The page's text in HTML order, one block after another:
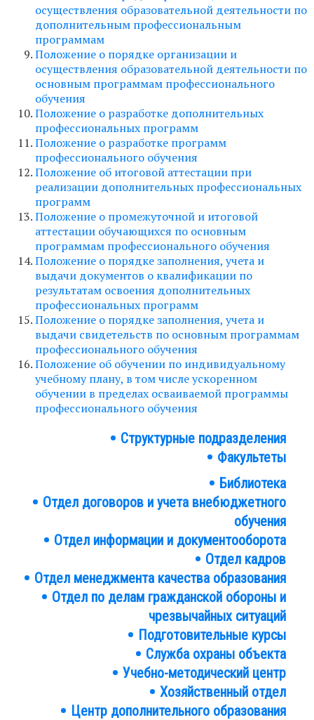
осуществления образовательной деятельности по
дополнительным профессиональным
программам
Положение о порядке организации и
осуществления образовательной деятельности по
основным программам профессионального
обучения
Положение о разработке дополнительных
профессиональных программ
Положение о разработке программ
профессионального обучения
Положение об итоговой аттестации при
реализации дополнительных профессиональных
программ
Положение о промежуточной и итоговой
аттестации обучающихся по основным
программам профессионального обучения
Положение о порядке заполнения, учета и
выдачи документов о квалификации по
результатам освоения дополнительных
профессиональных программ
Положение о порядке заполнения, учета и
выдачи свидетельств по основным программам
профессионального обучения
Положение об обучении по индивидуальному
учебному плану, в том числе ускоренном
обучении в пределах осваиваемой программы
профессионального обучения
Структурные подразделения
Факультеты
Библиотека
Отдел договоров и учета внебюджетного
обучения
Отдел информации и документооборота
Отдел кадров
Отдел менеджмента качества образования
Отдел по делам гражданской обороны и
чрезвычайных ситуаций
Подготовительные курсы
Служба охраны объекта
Учебно-методический центр
Хозяйственный отдел
Центр дополнительного образования